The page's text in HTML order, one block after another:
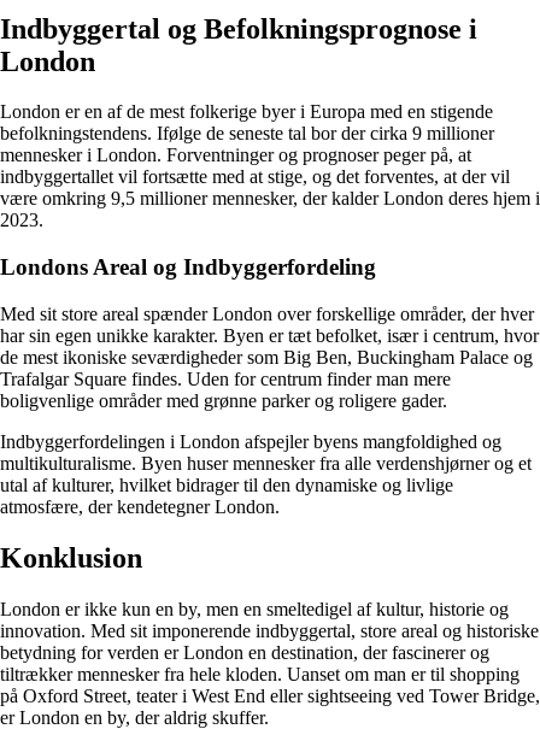
Indbyggertal og Befolkningsprognose i
London
London er en af de mest folkerige byer i Europa med en stigende
befolkningstendens. Ifølge de seneste tal bor der cirka 9 millioner
mennesker i London. Forventninger og prognoser peger på, at
indbyggertallet vil fortsætte med at stige, og det forventes, at der vil
være omkring 9,5 millioner mennesker, der kalder London deres hjem i
2023.
Londons Areal og Indbyggerfordeling
Med sit store areal spænder London over forskellige områder, der hver
har sin egen unikke karakter. Byen er tæt befolket, især i centrum, hvor
de mest ikoniske seværdigheder som Big Ben, Buckingham Palace og
Trafalgar Square findes. Uden for centrum finder man mere
boligvenlige områder med grønne parker og roligere gader.
Indbyggerfordelingen i London afspejler byens mangfoldighed og
multikulturalisme. Byen huser mennesker fra alle verdenshjørner og et
utal af kulturer, hvilket bidrager til den dynamiske og livlige
atmosfære, der kendetegner London.
Konklusion
London er ikke kun en by, men en smeltedigel af kultur, historie og
innovation. Med sit imponerende indbyggertal, store areal og historiske
betydning for verden er London en destination, der fascinerer og
tiltrækker mennesker fra hele kloden. Uanset om man er til shopping
på Oxford Street, teater i West End eller sightseeing ved Tower Bridge,
er London en by, der aldrig skuffer.